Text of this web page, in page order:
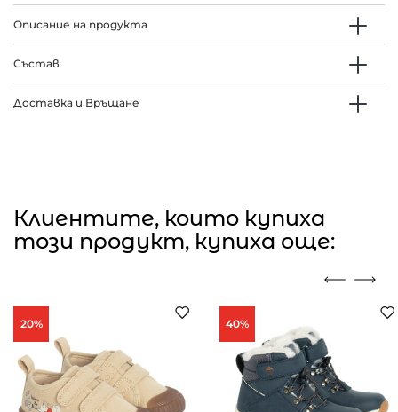
Описание на продукта
Състав
Доставка и Връщане
Клиентите, които купиха
този продукт, купиха още:
20% 40%